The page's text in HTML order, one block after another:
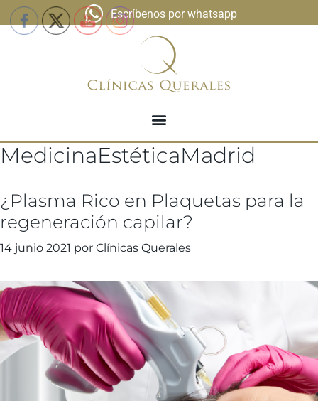
Escríbenos por whatsapp
MedicinaEstéticaMadrid
¿Plasma Rico en Plaquetas para la
regeneración capilar?
14 junio 2021 por Clínicas Querales